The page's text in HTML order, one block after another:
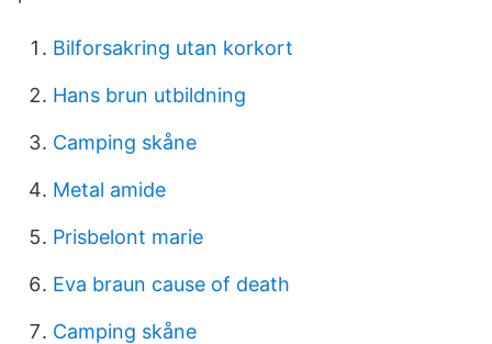
Bilforsakring utan korkort
Hans brun utbildning
Camping skåne
Metal amide
Prisbelont marie
Eva braun cause of death
Camping skåne